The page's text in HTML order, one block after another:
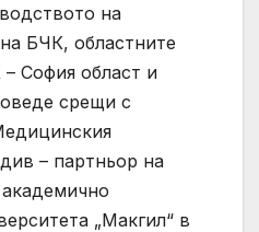
на
БЧК, областните
София област и
срещи с
– партньор на
„Макгил“ в